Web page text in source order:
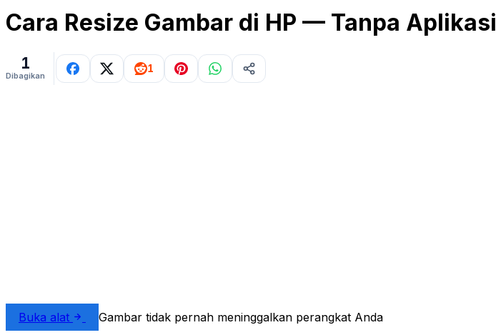
Cara Resize Gambar di HP — Tanpa Aplikasi
1
Dibagikan
1
Buka alat
Gambar tidak pernah meninggalkan perangkat Anda